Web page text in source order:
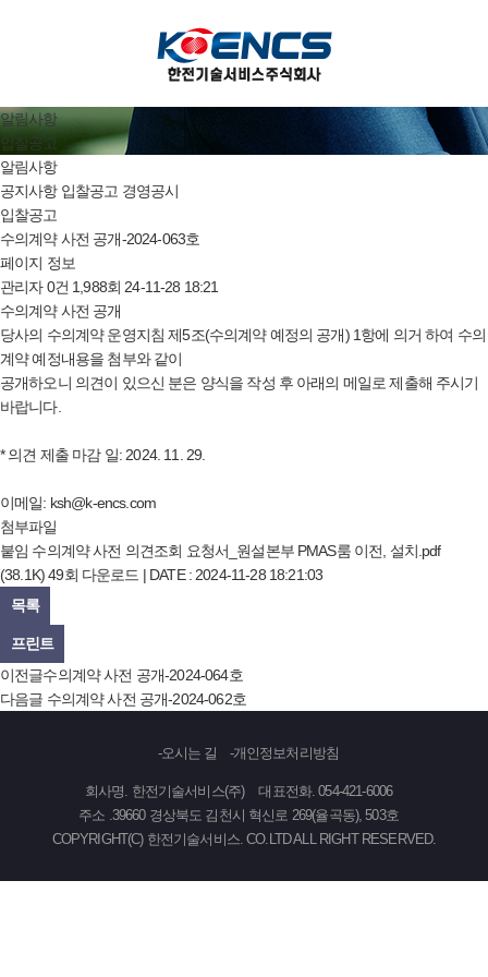
알림사항
입찰공고
알림사항
공지사항 입찰공고 경영공시
입찰공고
수의계약 사전 공개-2024-063호
페이지 정보
관리자 0건 1,988회 24-11-28 18:21
수의계약 사전 공개
당사의 수의계약 운영지침 제5조(수의계약 예정의 공개) 1항에 의거 하여 수의
계약 예정내용을 첨부와 같이
공개하오니 의견이 있으신 분은 양식을 작성 후 아래의 메일로 제출해 주시기
바랍니다.
* 의견 제출 마감 일: 2024. 11. 29.
이메일: ksh@k-encs.com
첨부파일
붙임 수의계약 사전 의견조회 요청서_원설본부 PMAS룸 이전, 설치.pdf
(38.1K)49회 다운로드 | DATE : 2024-11-28 18:21:03
목록
프린트
이전글수의계약 사전 공개-2024-064호
다음글 수의계약 사전 공개-2024-062호
오시는 길 개인정보처리방침
회사명. 한전기술서비스(주)
대표전화. 054-421-6006
주소 .39660 경상북도 김천시 혁신로 269(율곡동), 503호
COPYRIGHT(C) 한전기술서비스. CO.LTD ALL RIGHT RESERVED.